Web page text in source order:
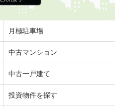
月極駐車場
中古マンション
中古一戸建て
投資物件を探す